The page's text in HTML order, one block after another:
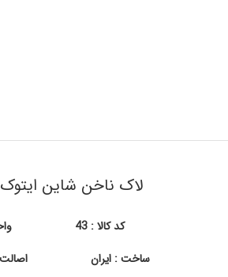
لاک ناخن شاین ایتوک
کد کالا : 43
ساخت : ایران
اصالت